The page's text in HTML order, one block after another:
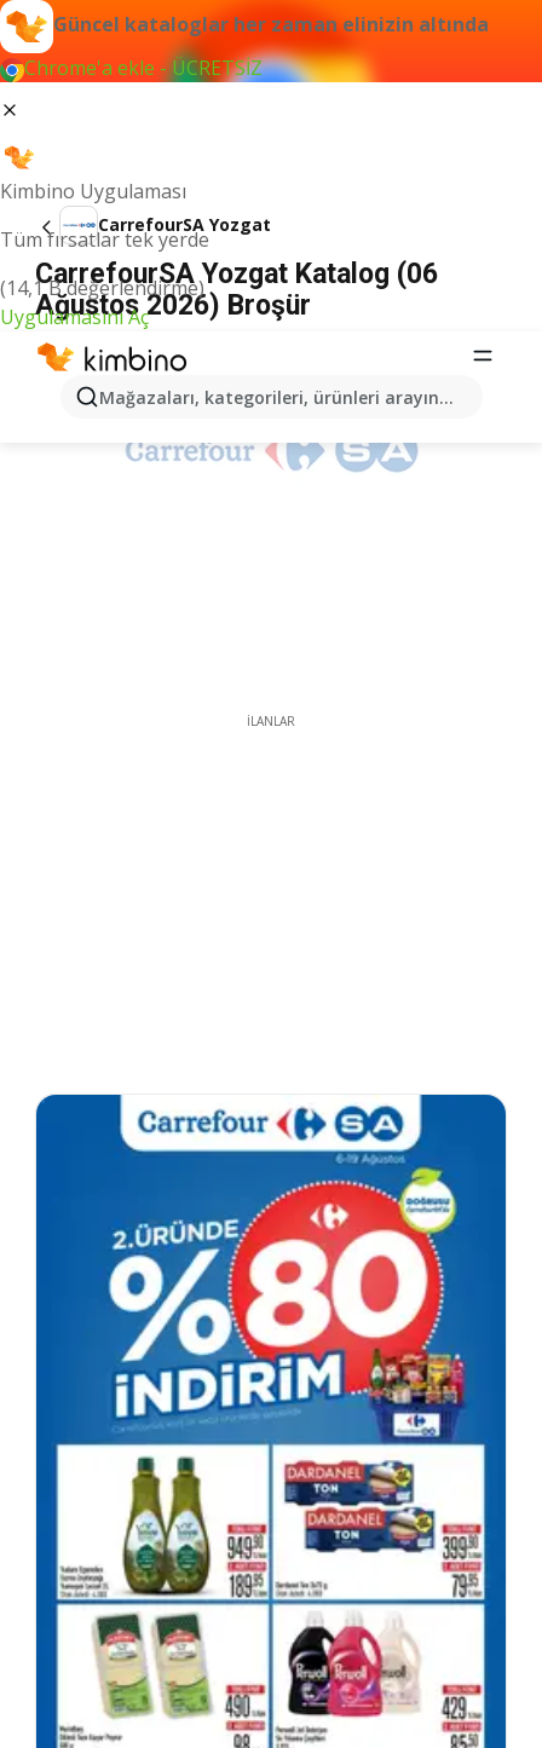
Güncel kataloglar her zaman elinizin altında
Chrome'a ekle - ÜCRETSİZ
Kimbino Uygulaması
Tüm fırsatlar tek yerde
(14,1 B değerlendirme)
Uygulamasını Aç
Mağazaları, kategorileri, ürünleri arayın...
CarrefourSA Yozgat
CarrefourSA Yozgat Katalog (06
Ağustos 2026) Broşür
İLANLAR